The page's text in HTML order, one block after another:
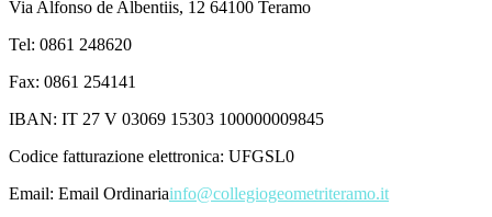
Via Alfonso de Albentiis, 12 64100 Teramo
Tel: 0861 248620
Fax: 0861 254141
IBAN: IT 27 V 03069 15303 100000009845
Codice fatturazione elettronica: UFGSL0
Email: Email Ordinariainfo@collegiogeometriteramo.it